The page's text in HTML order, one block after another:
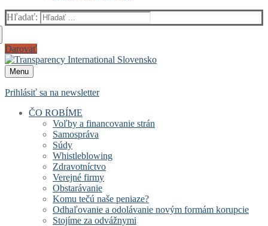
Hľadať:
Darovať
Menu
Prihlásiť sa na newsletter
ČO ROBÍME
Voľby a financovanie strán
Samospráva
Súdy
Whistleblowing
Zdravotníctvo
Verejné firmy
Obstarávanie
Komu tečú naše peniaze?
Odhaľovanie a odolávanie novým formám korupcie
Stojíme za odvážnymi